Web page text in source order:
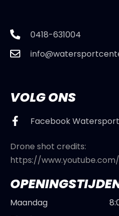
0418-631004
VOLG ONS
Facebook
Drone shot credits:
https://
Maandag